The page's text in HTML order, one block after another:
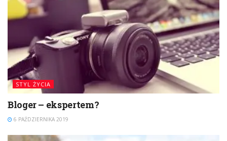
STYL ŻYCIA
Bloger – ekspertem?
6 PAŹDZIERNIKA 2019